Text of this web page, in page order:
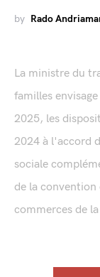
by Rado
La ministre du
familles
2025, les
2024 à l'accord
sociale
de la
commerces de